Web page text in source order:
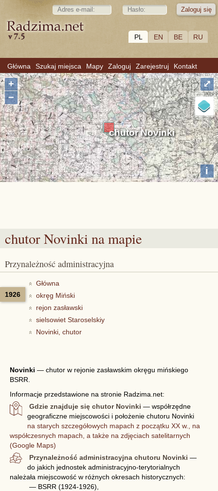
PL EN BE RU
Główna Szukaj miejsca Mapy Zaloguj Zarejestruj Kontakt
chutor Novinki
+
−
i
⤢
chutor Novinki na mapie
Przynależność administracyjna
1926
Główna
okręg Miński
rejon zasławski
sielsowiet Staroselskiy
Novinki, chutor
Novinki — chutor w rejonie zasławskim okręgu mińskiego
BSRR.
Informacje przedstawione na stronie Radzima.net:
Gdzie znajduje się chutor Novinki — współrzędne
geograficzne miejscowości i położenie chutoru Novinki
na starych szczegółowych mapach z początku XX w., na
współczesnych mapach, a także na zdjęciach satelitarnych
(Google Maps)
Przynależność administracyjna chutoru Novinki —
do jakich jednostek administracyjno-terytorialnych
należała miejscowość w różnych okresach historycznych:
— BSRR (1924-1926),